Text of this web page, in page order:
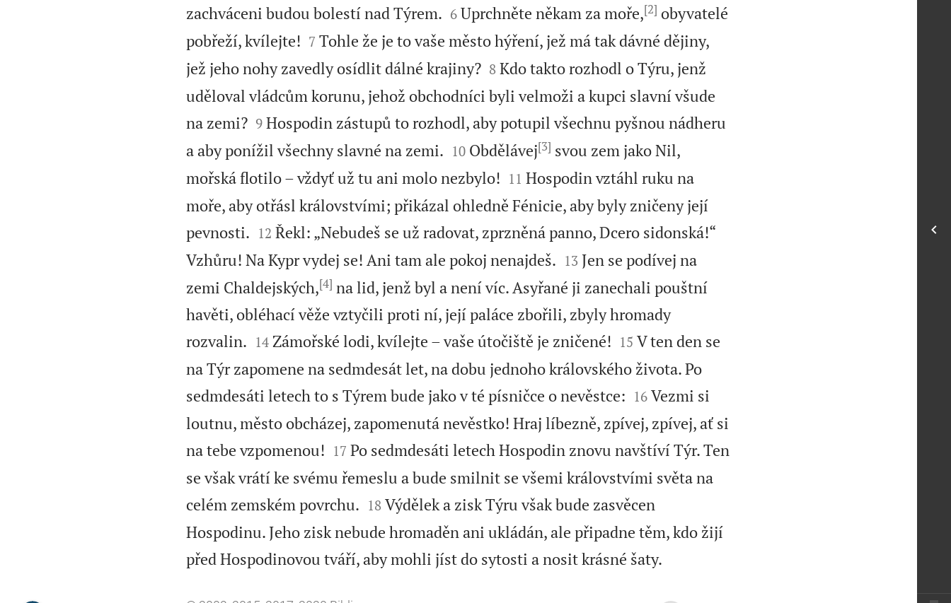
zachváceni budou bolestí nad Týrem.
6 Uprchněte někam za moře,[2] obyvatelé
pobřeží, kvílejte!
7 Tohle že je to vaše město hýření, jež má tak dávné dějiny,
jež jeho nohy zavedly osídlit dálné krajiny?
8 Kdo takto rozhodl o Týru, jenž
uděloval vládcům korunu, jehož obchodníci byli velmoži a kupci slavní všude
na zemi?
9 Hospodin zástupů to rozhodl, aby potupil všechnu pyšnou nádheru
a aby ponížil všechny slavné na zemi.
10 Obdělávej[3] svou zem jako Nil,
mořská flotilo – vždyť už tu ani molo nezbylo!
11 Hospodin vztáhl ruku na
moře, aby otřásl královstvími; přikázal ohledně Fénicie, aby byly zničeny její
pevnosti.
12 Řekl: „Nebudeš se už radovat, zprzněná panno, Dcero sidonská!“
Vzhůru! Na Kypr vydej se! Ani tam ale pokoj nenajdeš.
13 Jen se podívej na
zemi Chaldejských,[4] na lid, jenž byl a není víc. Asyřané ji zanechali pouštní
havěti, obléhací věže vztyčili proti ní, její paláce zbořili, zbyly hromady
rozvalin.
14 Zámořské lodi, kvílejte – vaše útočiště je zničené!
15 V ten den se
na Týr zapomene na sedmdesát let, na dobu jednoho královského života. Po
sedmdesáti letech to s Týrem bude jako v té písničce o nevěstce:
16 Vezmi si
loutnu, město obcházej, zapomenutá nevěstko! Hraj líbezně, zpívej, zpívej, ať si
na tebe vzpomenou!
17 Po sedmdesáti letech Hospodin znovu navštíví Týr. Ten
se však vrátí ke svému řemeslu a bude smilnit se všemi královstvími světa na
celém zemském povrchu.
18 Výdělek a zisk Týru však bude zasvěcen
Hospodinu. Jeho zisk nebude hromaděn ani ukládán, ale připadne těm, kdo žijí
před Hospodinovou tváří, aby mohli jíst do sytosti a nosit krásné šaty.